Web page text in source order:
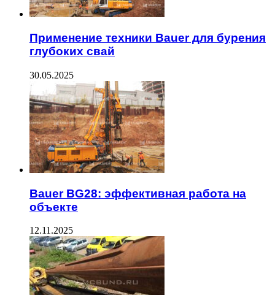
Применение техники Bauer для бурения
глубоких свай
30.05.2025
Bauer BG28: эффективная работа на
объекте
12.11.2025